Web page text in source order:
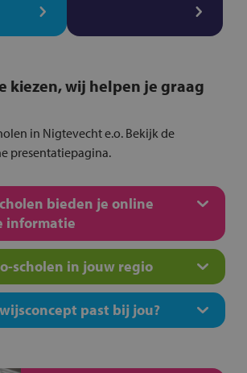
kiezen, wij helpen je graag
in Nigtevecht e.o. Bekijk de
presentatiepagina.
bieden je online
informatie
scholen in jouw regio
past bij jou?